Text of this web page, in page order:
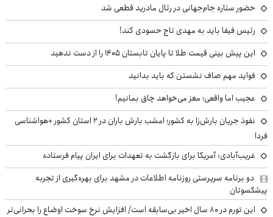
حضور ستاره جام‌جهانی در رئال مادرید قطعی شد
رئیس فیفا باید به مهدی تاج حسودی کند!
این پیش بینی قیمت طلا تا پایان تابستان ۱۴۰۵ را از دست ندهید
فواید مهم صاف نشستن که باید بدانید
عجیب اما واقعی؛ مغز می‌خواهد چاق بمانیم!
نفوذ جریان بارش‌زا به کشور؛ امشب بارش باران در ۲ استان کشور +هواشناسی
فردا
غریب‌آبادی: آمریکا برای بازگشت به تعهدات برای ایران پیام فرستاده
دو برنامه سرپرستی روزنامه اطلاعات در مشهد برای بهره‌گیری از تجربه
پیشکسوتان
این تورم در ۸۰ سال اخیر بی‌سابقه است/ افزایش نرخ سوخت اوضاع را بحرانی‌تر